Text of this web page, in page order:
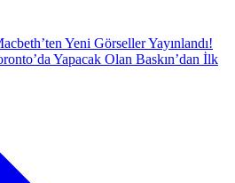
Yeni Görseller Yayınlandı!
Yapacak Olan Baskın’dan İlk